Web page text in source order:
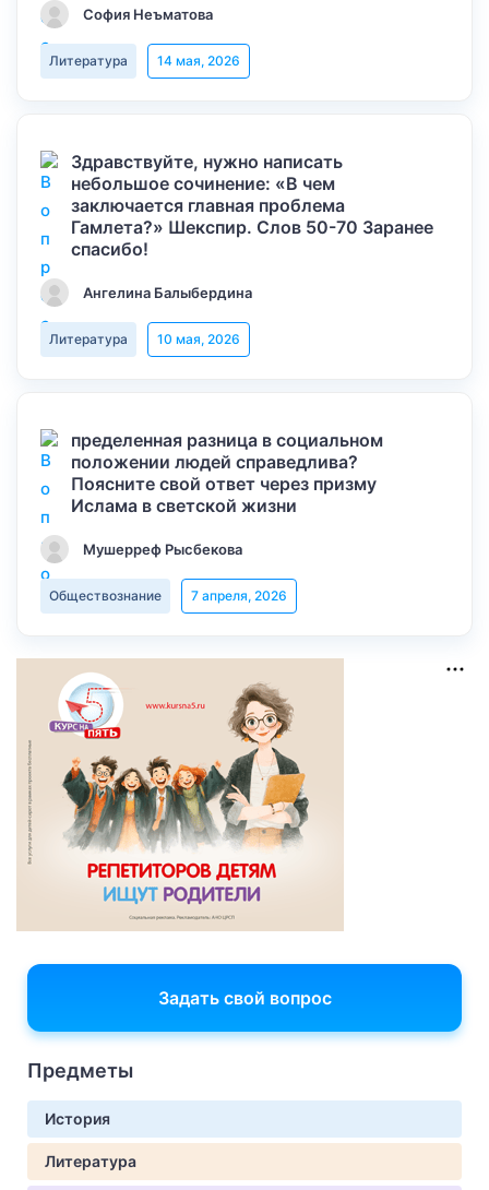
София Неъматова
Литература 14 мая, 2026
Здравствуйте, нужно написать
небольшое сочинение: «В чем
заключается главная проблема
Гамлета?» Шекспир. Слов 50-70 Заранее
спасибо!
Ангелина Балыбердина
Литература 10 мая, 2026
пределенная разница в социальном
положении людей справедлива?
Поясните свой ответ через призму
Ислама в светской жизни
Мушерреф Рысбекова
Обществознание 7 апреля, 2026
Задать свой вопрос
Предметы
История
Литература